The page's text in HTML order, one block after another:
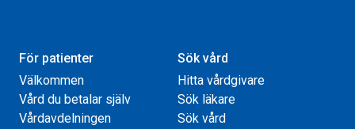
För patienter
Välkommen
Vård du betalar själv
Vårdavdelningen
Sök vård
Hitta vårdgivare
Sök läkare
Sök vård